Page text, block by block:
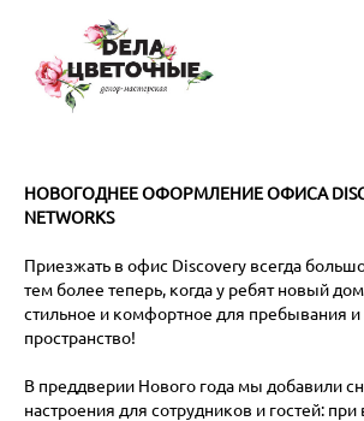
НОВОГОДНЕЕ ОФОРМЛЕНИЕ ОФИСА
NETWORKS
Приезжать в офис Discovery всегда
тем более теперь, когда у ребят новый
стильное и комфортное для пребывания и
пространство!
В преддверии Нового года мы добавили
настроения для сотрудников и гостей: при